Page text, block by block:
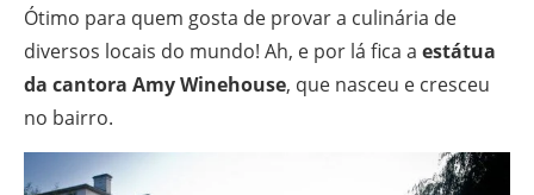
Ótimo para quem gosta de provar a culinária de
diversos locais do mundo! Ah, e por lá fica a estátua
da cantora Amy Winehouse, que nasceu e cresceu
no bairro.